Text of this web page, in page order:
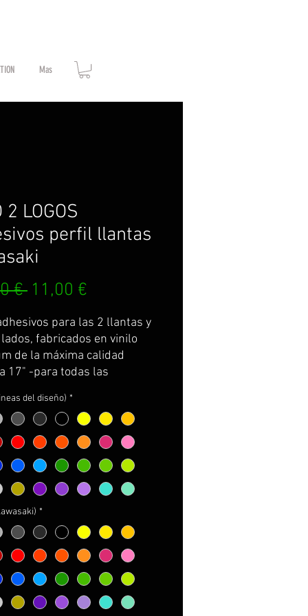
Mas
2 LOGOS
perfil llantas
€ Prix
11,00 €
para las 2 llantas y
fabricados en vinilo
de la máxima calidad
17" -para todas las
por partes, cortados con la
de la llanta y con
para facilitar su
adhesivos e
de cuidados y
los logos a incorporar
el color de las líneas
el color de los logos
el color de la K y de la Z
del diseño) *
*